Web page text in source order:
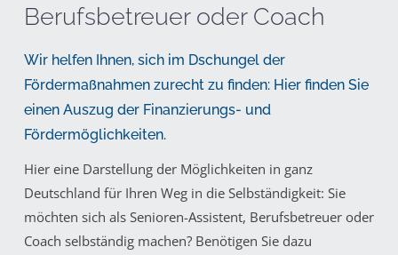
Berufsbetreuer oder Coach
Wir helfen Ihnen, sich im Dschungel der
Fördermaßnahmen zurecht zu finden: Hier finden Sie
einen Auszug der Finanzierungs- und
Fördermöglichkeiten.
Hier eine Darstellung der Möglichkeiten in ganz
Deutschland für Ihren Weg in die Selbständigkeit: Sie
möchten sich als Senioren-Assistent, Berufsbetreuer oder
Coach selbständig machen? Benötigen Sie dazu